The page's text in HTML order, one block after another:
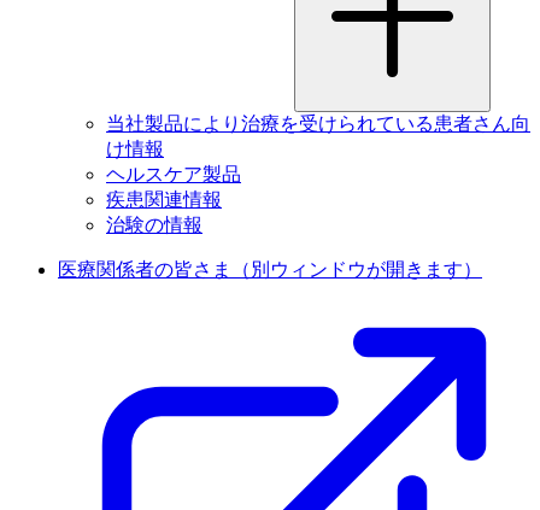
当社製品により治療を受けられている患者さん向
け情報
ヘルスケア製品
疾患関連情報
治験の情報
医療関係者の皆さま （別ウィンドウが開きます）